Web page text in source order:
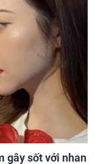
gây sốt với nhan